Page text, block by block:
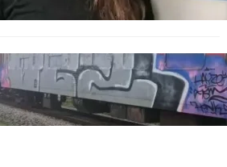
влак София – Варна блъсна и уби
гара Бутово